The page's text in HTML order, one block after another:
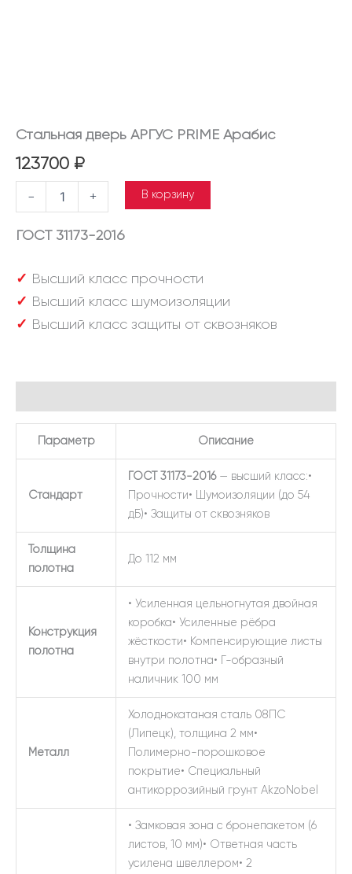
Стальная дверь АРГУС PRIME Арабис
123700 ₽
- + В корзину
ГОСТ 31173-2016
✓ Высший класс прочности
✓ Высший класс шумоизоляции
✓ Высший класс защиты от сквозняков
Параметр Описание
Стандарт
ГОСТ 31173-2016— высший класс:•
Прочности• Шумоизоляции (до 54
дБ)• Защиты от сквозняков
Толщина
полотна
До 112 мм
Конструкция
полотна
• Усиленная цельногнутая двойная
коробка• Усиленные рёбра
жёсткости• Компенсирующие листы
внутри полотна• Г-образный
наличник 100 мм
Металл
Холоднокатаная сталь 08ПС
(Липецк), толщина 2 мм•
Полимерно-порошковое
покрытие• Специальный
антикоррозийный грунт AkzoNobel
• Замковая зона с бронепакетом (6
листов, 10 мм)• Ответная часть
усилена швеллером• 2